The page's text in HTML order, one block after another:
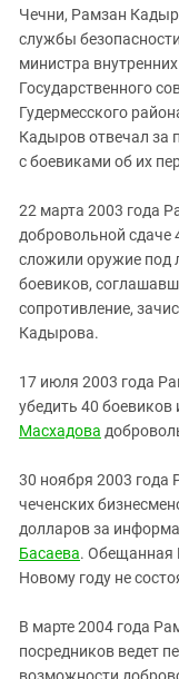
Чечни, Рамзан
службы
министра
Государственного
Гудермесского
Кадыров отвечал за
с боевиками об их
22 марта 2003 года
добровольной
сложили оружие под
боевиков,
сопротивление,
Кадырова.
17 июля 2003 года
убедить 40
Масхадова
30 ноября 2003 года
чеченских
долларов за
Басаева. Обещанная
Новому году не
В марте 2004 года
посредников ведет
возможности